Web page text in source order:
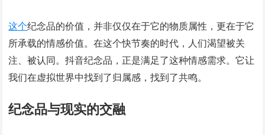
这个纪念品的价值，并非仅仅在于它的物质属性，更在于它
所承载的情感价值。在这个快节奏的时代，人们渴望被关
注、被认同。抖音纪念品，正是满足了这种情感需求。它让
我们在虚拟世界中找到了归属感，找到了共鸣。
纪念品与现实的交融